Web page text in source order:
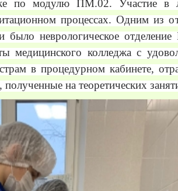
по модулю ПМ.02. Участие в
процессах. Одним из
было неврологическое
медицинского колледжа с
в процедурном кабинете,
на теоретических